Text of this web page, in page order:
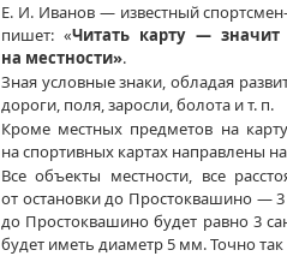
Е. И. Иванов— известный
пишет: «Читать карту —
на местности».
Зная условные знаки, обладая
дороги, поля, заросли, болота и т. п.
Кроме местных предметов на карту
на спортивныхкартах направлены
Все объекты местности, все
от остановки до Простоквашино—
до Простоквашино будет равно3
будет иметь диаметр 5 мм.Точно